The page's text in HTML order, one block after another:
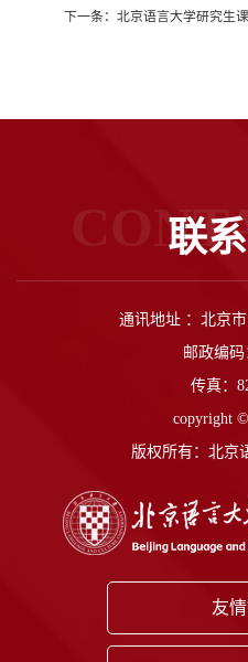
下一条： 北京语言大学研究生
联
通讯地址 ：北京
邮政编码
传真：
copyright
版权所有：北京
友